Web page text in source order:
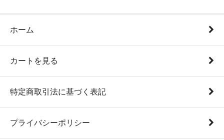
ホーム
カートを見る
特定商取引法に基づく表記
プライバシーポリシー